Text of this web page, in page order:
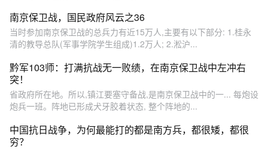
南京保卫战，国民政府风云之36
当时参加南京保卫战的总兵力有近15万人,主要有以下部分: 1.桂永
清的教导总队(军事学院学生组成)1.2万人; 2.淞沪...
黔军103师：打满抗战无一败绩，在南京保卫战中左冲右
突！
省政府所在地。所以,镇江要塞守备战,是南京保卫战中的一... 每炮设
炮兵一班。阵地已形成犬牙胶着状态, 整个阵地的...
中国抗日战争，为何最能打的都是南方兵，都很矮，都很
穷？